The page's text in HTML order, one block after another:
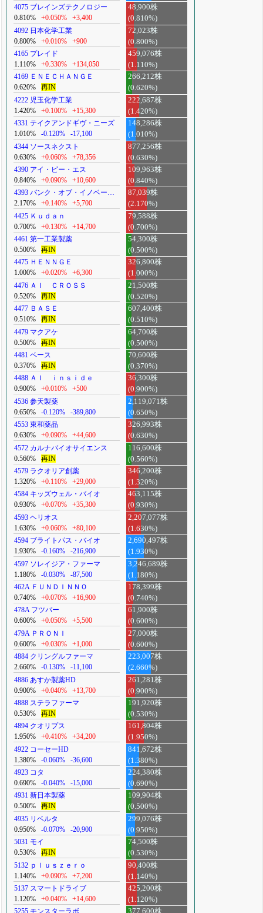
4075 ブレインズテクノロジー
0.810%
+0.050% +3,400
48,900株
(0.810%)
4092 日本化学工業
0.800%
+0.010% +900
72,023株
(0.800%)
4165 プレイド
1.110%
+0.330% +134,050
459,076株
(1.110%)
4169 ＥＮＥＣＨＡＮＧＥ
0.620%
再IN
266,212株
(0.620%)
4222 児玉化学工業
1.420%
+0.100% +15,300
222,687株
(1.420%)
4331 テイクアンドギヴ・ニーズ
1.010%
-0.120% -17,100
148,286株
(1.010%)
4344 ソースネクスト
0.630%
+0.060% +78,356
877,256株
(0.630%)
4390 アイ・ピー・エス
0.840%
+0.090% +10,600
109,963株
(0.840%)
4393 バンク・オブ・イノベー…
2.170%
+0.140% +5,700
87,039株
(2.170%)
4425 Ｋｕｄａｎ
0.700%
+0.130% +14,700
79,588株
(0.700%)
4461 第一工業製薬
0.500%
再IN
54,300株
(0.500%)
4475 ＨＥＮＮＧＥ
1.000%
+0.020% +6,300
326,800株
(1.000%)
4476 ＡＩ ＣＲＯＳＳ
0.520%
再IN
21,500株
(0.520%)
4477 ＢＡＳＥ
0.510%
再IN
607,400株
(0.510%)
4479 マクアケ
0.500%
再IN
64,700株
(0.500%)
4481 ベース
0.370%
再IN
70,600株
(0.370%)
4488 ＡＩ ｉｎｓｉｄｅ
0.900%
+0.010% +500
36,300株
(0.900%)
4536 参天製薬
0.650%
-0.120% -389,800
2,119,071株
(0.650%)
4553 東和薬品
0.630%
+0.090% +44,600
326,993株
(0.630%)
4572 カルナバイオサイエンス
0.560%
再IN
116,600株
(0.560%)
4579 ラクオリア創薬
1.320%
+0.110% +29,000
346,200株
(1.320%)
4584 キッズウェル・バイオ
0.930%
+0.070% +35,300
463,115株
(0.930%)
4593 ヘリオス
1.630%
+0.060% +80,100
2,207,077株
(1.630%)
4594 ブライトパス・バイオ
1.930%
-0.160% -216,900
2,690,497株
(1.930%)
4597 ソレイジア・ファーマ
1.180%
-0.030% -87,500
3,246,689株
(1.180%)
462A ＦＵＮＤＩＮＮＯ
0.740%
+0.070% +16,900
178,399株
(0.740%)
478A フツパー
0.600%
+0.050% +5,500
61,900株
(0.600%)
479A ＰＲＯＮＩ
0.600%
+0.030% +1,000
27,000株
(0.600%)
4884 クリングルファーマ
2.660%
-0.130% -11,100
223,007株
(2.660%)
4886 あすか製薬HD
0.900%
+0.040% +13,700
261,281株
(0.900%)
4888 ステラファーマ
0.530%
再IN
191,920株
(0.530%)
4894 クオリプス
1.950%
+0.410% +34,200
161,804株
(1.950%)
4922 コーセーHD
1.380%
-0.060% -36,600
841,672株
(1.380%)
4923 コタ
0.690%
-0.040% -15,000
224,380株
(0.690%)
4931 新日本製薬
0.500%
再IN
109,904株
(0.500%)
4935 リベルタ
0.950%
-0.070% -20,900
299,076株
(0.950%)
5031 モイ
0.530%
再IN
74,500株
(0.530%)
5132 ｐｌｕｓｚｅｒｏ
1.140%
+0.090% +7,200
90,400株
(1.140%)
5137 スマートドライブ
1.120%
+0.040% +14,600
425,200株
(1.120%)